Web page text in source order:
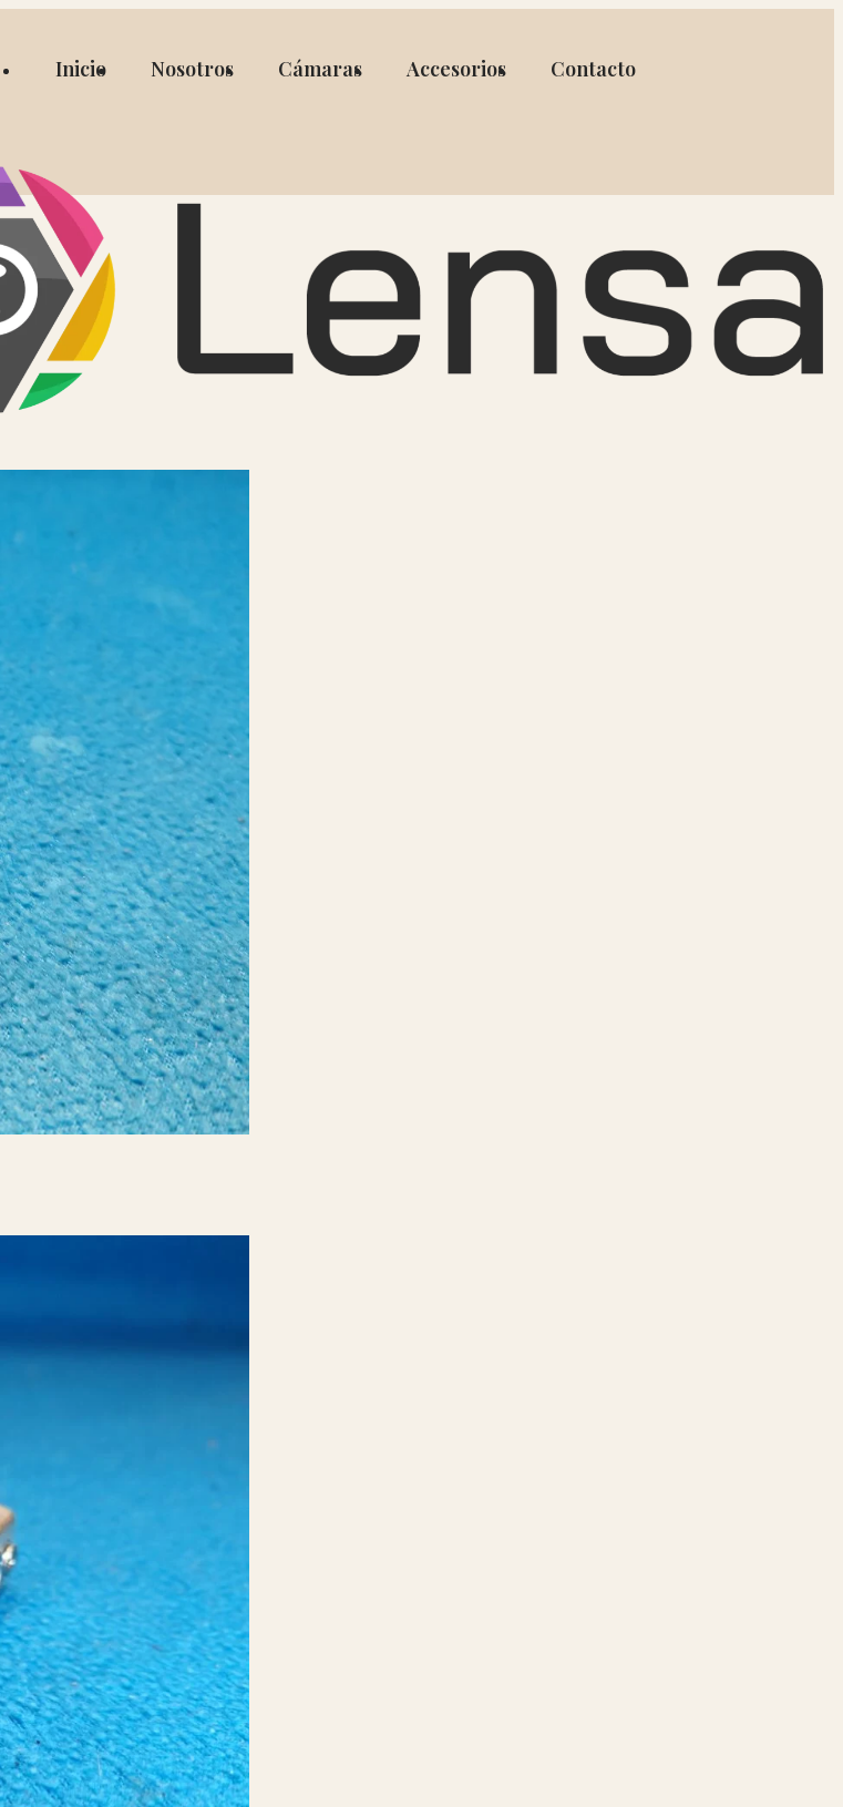
Inicio Nosotros Cámaras Accesorios Contacto